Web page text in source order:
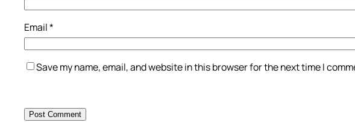
Email*
Save my name, email, and website in this browser for the next time I